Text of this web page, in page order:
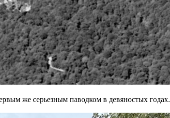
же серьезным паводком в девяностых годах.